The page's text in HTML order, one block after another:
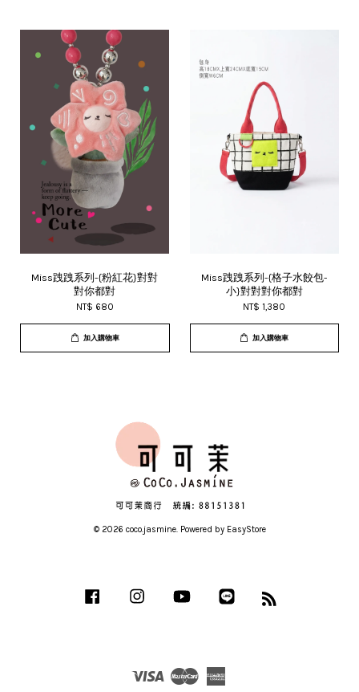
Miss跩跩系列-{粉紅花}對對
對你都對
NT$ 680
加入購物車
Miss跩跩系列-{格子水餃包-
小}對對對你都對
NT$ 1,380
加入購物車
© 2026 coco.jasmine. Powered by EasyStore
Facebook Instagram YouTube
Visa Master